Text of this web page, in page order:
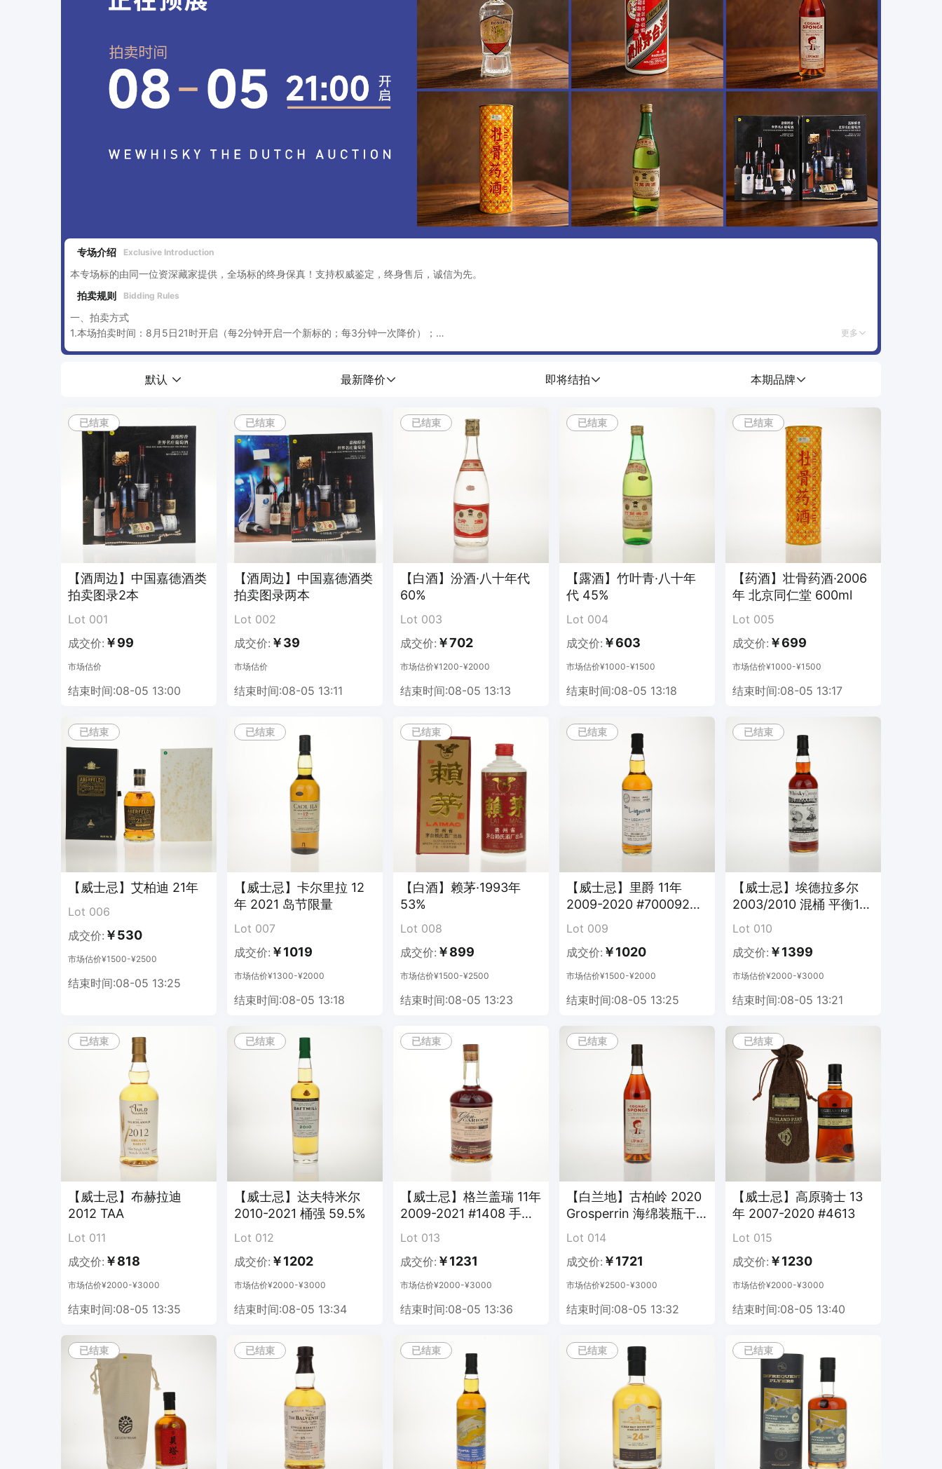
专场介绍 Exclusive Introduction
本专场标的由同一位资深藏家提供，全场标的终身保真！支持权威鉴定，终身售后，诚信为先。
拍卖规则
Bidding Rules
一、拍卖方式
1.本场拍卖时间：8月5日21时开启（每2分钟开启一个新标的；每3分钟一次降价）；
起始价及降价幅度（每三分钟降价一次）：
·1000-4999元，每次降价幅度为200元；
·5000-19999元，每次降价幅度为500元；
·20000-49999元，每次降价幅度为1000元；
·50000-99999元，每次降价幅度为2000元；
·100000元及以上，每次降价幅度为5000元；
4.保留价：无
5.流拍：如拍品无人出价，价格降至0元，系统自动判定流拍。
6.买受方佣金：威士忌类7%；白酒类5%；其他周边5%。（品类不同则佣金不同，请注意查看）
7.起拍时间机制：每隔两分钟开启一个拍品（如有调整，以平台公告为准）；
8.降价机制：每三分钟一次降价，每次降价幅度以公示为准（如有调整，以最新公示为准）；
9.结拍时间机制：全场无限制时间结束，单个拍品结拍时间根据降价和出价情况而定。注：第一有效应价即判定成交，则该单品拍卖时间结束；
10.保证金：以系统提示为准
二、竞价规则
1.拍卖开始后，系统按预设程序自动降价，价格实时显示。
3.系统以时间优先原则确认成交：最先应价者为买受人。
4.多人同时手动出价：以平台服务器时间戳为准，系统自动判定第一应价人。
7.自动优先：如手动出价与自动出价在同一时间内发生，以自动出价优先。
8.全场无限制时间结束，单个拍品结拍时间根据降价和出价情况而定。注意：第一有效应价即判定成交，则该单品拍卖时间结束。
更多
默认 最新降价 即将结拍 本期品牌
已结束
【酒周边】中国嘉德酒类
拍卖图录2本
Lot 001
成交价: ￥99
市场估价
结束时间:08-05 13:00
已结束
【酒周边】中国嘉德酒类
拍卖图录两本
Lot 002
成交价: ￥39
市场估价
结束时间:08-05 13:11
已结束
【白酒】汾酒·八十年代
60%
Lot 003
成交价: ￥702
市场估价¥1200-¥2000
结束时间:08-05 13:13
已结束
【露酒】竹叶青·八十年
代 45%
Lot 004
成交价: ￥603
市场估价¥1000-¥1500
结束时间:08-05 13:18
已结束
【药酒】壮骨药酒·2006
年 北京同仁堂 600ml
Lot 005
成交价: ￥699
市场估价¥1000-¥1500
结束时间:08-05 13:17
已结束
【威士忌】艾柏迪 21年
Lot 006
成交价: ￥530
市场估价¥1500-¥2500
结束时间:08-05 13:25
已结束
【威士忌】卡尔里拉 12
年 2021 岛节限量
Lot 007
成交价: ￥1019
市场估价¥1300-¥2000
结束时间:08-05 13:18
已结束
【白酒】赖茅·1993年
53%
Lot 008
成交价: ￥899
市场估价¥1500-¥2500
结束时间:08-05 13:23
已结束
【威士忌】里爵 11年
2009-2020 #700092
LIQ
Lot 009
成交价: ￥1020
市场估价¥1500-¥2000
结束时间:08-05 13:25
已结束
【威士忌】埃德拉多尔
2003/2010 混桶 平衡1号
WSP
Lot 010
成交价: ￥1399
市场估价¥2000-¥3000
结束时间:08-05 13:21
已结束
【威士忌】布赫拉迪
2012 TAA
Lot 011
成交价: ￥818
市场估价¥2000-¥3000
结束时间:08-05 13:35
已结束
【威士忌】达夫特米尔
2010-2021 桶强 59.5%
Lot 012
成交价: ￥1202
市场估价¥2000-¥3000
结束时间:08-05 13:34
已结束
【威士忌】格兰盖瑞 11年
2009-2021 #1408 手工
装瓶
Lot 013
成交价: ￥1231
市场估价¥2000-¥3000
结束时间:08-05 13:36
已结束
【白兰地】古柏岭 2020
Grosperrin 海绵装瓶干
邑 Fine Bois No.3
Lot 014
成交价: ￥1721
市场估价¥2500-¥3000
结束时间:08-05 13:32
已结束
【威士忌】高原骑士 13
年 2007-2020 #4613
Lot 015
成交价: ￥1230
市场估价¥2000-¥3000
结束时间:08-05 13:40
已结束 已结束 已结束 已结束 已结束